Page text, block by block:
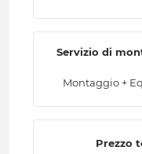
Servizio di
Montaggio +
Prezzo